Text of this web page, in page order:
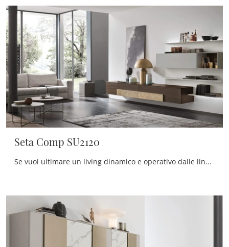
Seta Comp SU2120
Se vuoi ultimare un living dinamico e operativo dalle linee moderne, ti presentiamo la parete attrezzata Seta Comp SU2120 Maronese.